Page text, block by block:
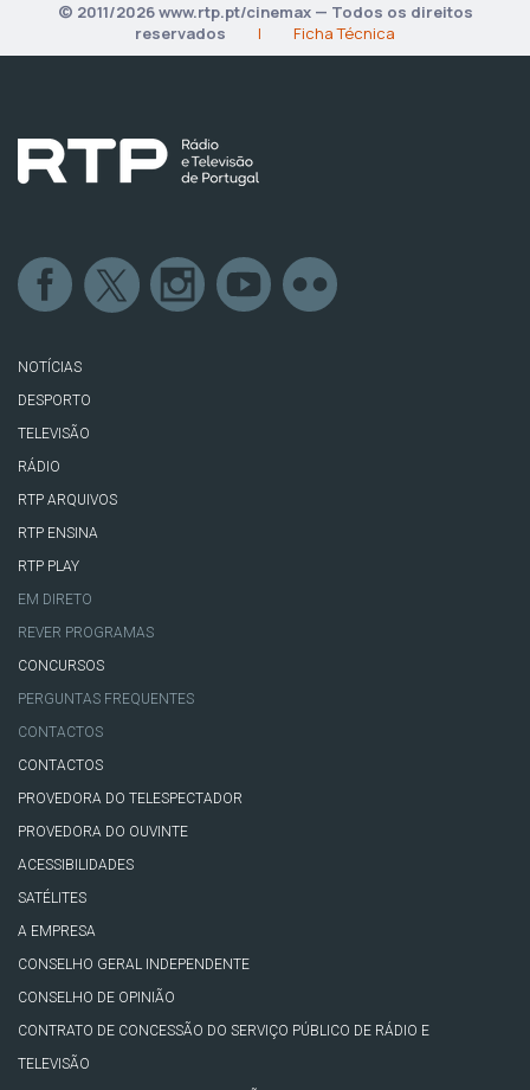
© 2011/2026 www.rtp.pt/cinemax — Todos os direitos
reservados
| Ficha Técnica
NOTÍCIAS
DESPORTO
TELEVISÃO
RÁDIO
RTP ARQUIVOS
RTP ENSINA
RTP PLAY
EM DIRETO
REVER PROGRAMAS
CONCURSOS
PERGUNTAS FREQUENTES
CONTACTOS
CONTACTOS
PROVEDORA DO TELESPECTADOR
PROVEDORA DO OUVINTE
ACESSIBILIDADES
SATÉLITES
A EMPRESA
CONSELHO GERAL INDEPENDENTE
CONSELHO DE OPINIÃO
CONTRATO DE CONCESSÃO DO SERVIÇO PÚBLICO DE RÁDIO E
TELEVISÃO